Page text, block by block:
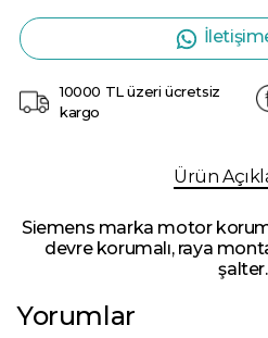
10000 TL üzeri ücretsiz
kargo
Ürün
Siemens marka motor
devre korumalı, raya
şalter.
Yorumlar